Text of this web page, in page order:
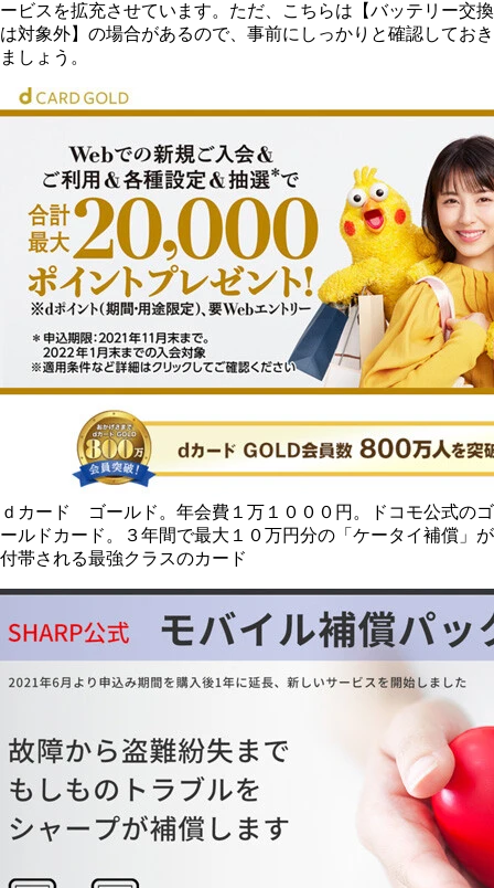
ービスを拡充させています。ただ、こちらは【バッテリー交換
は対象外】の場合があるので、事前にしっかりと確認しておき
ましょう。
ｄカード ゴールド。年会費１万１０００円。ドコモ公式のゴ
ールドカード。３年間で最大１０万円分の「ケータイ補償」が
付帯される最強クラスのカード